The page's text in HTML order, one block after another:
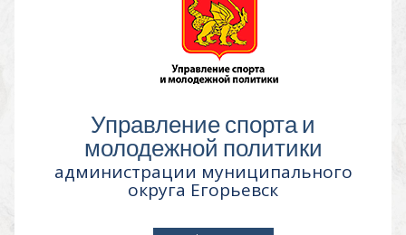
Управление спорта и
молодежной политики
администрации муниципального
округа Егорьевск